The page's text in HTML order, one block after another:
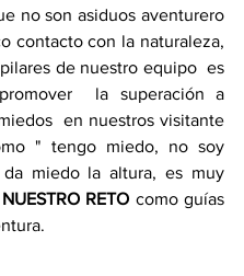
no son asiduos aventurero
contacto con la naturaleza,
de nuestro equipo  es
la superación a
en nuestros visitante
" tengo miedo, no soy
da miedo la altura, es muy
RETO como guías